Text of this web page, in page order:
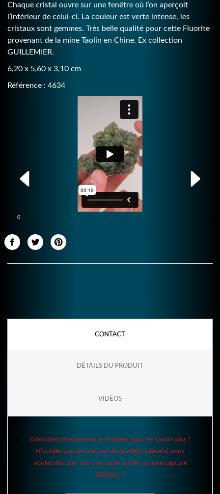
Chaque cristal ouvre sur une fenêtre où l’on aperçoit
l’intérieur de celui-ci. La couleur est verte intense, les
cristaux sont gemmes. Très belle qualité pour cette Fluorite
provenant de la mine Taolin en Chine. Ex collection
GUILLEMIER.
6,20 x 5,60 x 3,10 cm
Référence : 4634
0
CONTACT
DÉTAILS DU PRODUIT
VIDÉOS
Contactez directement le vendeur pour en savoir plus !
N'oubliez pas de préciser de quelle(s) pièce(s) vous
voulez discuter (via une copie du lien ou une capture
d'écran) :)